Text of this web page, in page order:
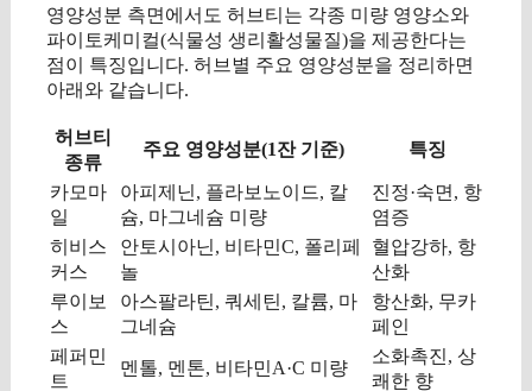
영양성분 측면에서도 허브티는 각종 미량 영양소와
파이토케미컬(식물성 생리활성물질)을 제공한다는
점이 특징입니다. 허브별 주요 영양성분을 정리하면
아래와 같습니다.
허브티
종류
주요 영양성분(1잔 기준) 특징
카모마
일
아피제닌, 플라보노이드, 칼
슘, 마그네슘 미량
진정·숙면, 항
염증
히비스
커스
안토시아닌, 비타민C, 폴리페
놀
혈압강하, 항
산화
루이보
스
아스팔라틴, 쿼세틴, 칼륨, 마
그네슘
항산화, 무카
페인
페퍼민
트
멘톨, 멘톤, 비타민A·C 미량
소화촉진, 상
쾌한 향